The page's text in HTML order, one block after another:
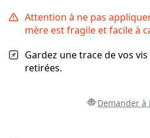
Attention à ne pas
mère est fragile et facile à
Gardez une trace de vos
retirées.
Demander à